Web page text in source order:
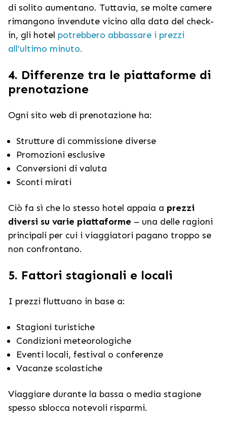
di solito aumentano. Tuttavia, se molte camere
rimangono invendute vicino alla data del check-
in, gli hotel potrebbero abbassare i prezzi
all’ultimo minuto.
4. Differenze tra le piattaforme di
prenotazione
Ogni sito web di prenotazione ha:
Strutture di commissione diverse
Promozioni esclusive
Conversioni di valuta
Sconti mirati
Ciò fa sì che lo stesso hotel appaia a prezzi
diversi su varie piattaforme – una delle ragioni
principali per cui i viaggiatori pagano troppo se
non confrontano.
5. Fattori stagionali e locali
I prezzi fluttuano in base a:
Stagioni turistiche
Condizioni meteorologiche
Eventi locali, festival o conferenze
Vacanze scolastiche
Viaggiare durante la bassa o media stagione
spesso sblocca notevoli risparmi.